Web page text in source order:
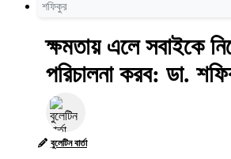
শফিকুর
ক্ষমতায় এলে সবাইকে
পরিচালনা করব: ডা.
বুলেটিন বার্তা